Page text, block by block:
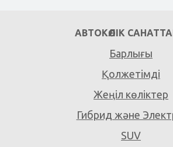
АВТОКӨЛІК
Барлығы
Қолжетімді
Жеңіл көліктер
Гибрид және
SUV